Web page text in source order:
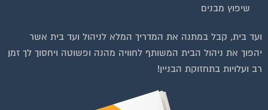
שיפוץ מבנים
ועד בית, קבל במתנה את המדריך המלא לניהול ועד בית אשר
יהפוך את ניהול הבית המשותף לחוויה מהנה ופשוטה ויחסוך לך זמן
רב ועלויות בתחזוקת הבניין!